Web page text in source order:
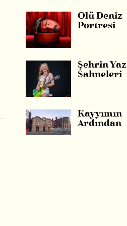
Ölü Deniz
Portresi
Şehrin Yaz
Sahneleri
Kayyımın
Ardından